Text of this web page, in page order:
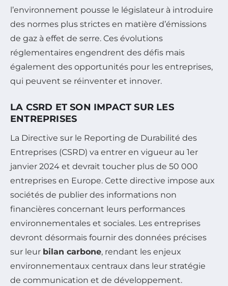
l’environnement pousse le législateur à introduire
des normes plus strictes en matière d’émissions
de gaz à effet de serre. Ces évolutions
réglementaires engendrent des défis mais
également des opportunités pour les entreprises,
qui peuvent se réinventer et innover.
LA CSRD ET SON IMPACT SUR LES
ENTREPRISES
La Directive sur le Reporting de Durabilité des
Entreprises (CSRD) va entrer en vigueur au 1er
janvier 2024 et devrait toucher plus de 50 000
entreprises en Europe. Cette directive impose aux
sociétés de publier des informations non
financières concernant leurs performances
environnementales et sociales. Les entreprises
devront désormais fournir des données précises
sur leur bilan carbone, rendant les enjeux
environnementaux centraux dans leur stratégie
de communication et de développement.